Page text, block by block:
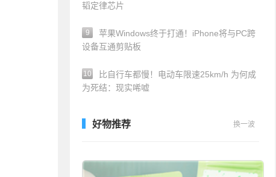
韬定律芯片
9
苹果Windows终于打通！iPhone将与PC跨
设备互通剪贴板
10
比自行车都慢！电动车限速25km/h 为何成
为死结：现实唏嘘
好物推荐 换一波